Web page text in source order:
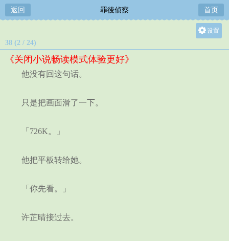
返回 罪後侦察 首页
设置
38 (2 / 24)
《关闭小说畅读模式体验更好》
他没有回这句话。
只是把画面滑了一下。
「726K。」
他把平板转给她。
「你先看。」
许芷晴接过去。